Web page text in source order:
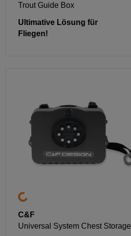
Trout Guide Box
Ultimative Lösung für
Fliegen!
C&F
Universal System Chest Storage